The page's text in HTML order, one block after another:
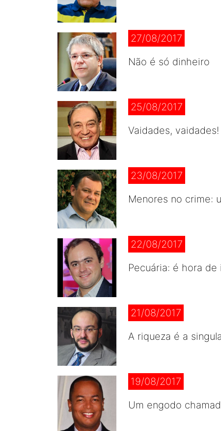
27/08/2017
Não é só dinheiro
25/08/2017
Vaidades, vaidades!
23/08/2017
Menores no crime:
22/08/2017
Pecuária: é hora de
21/08/2017
A riqueza é a
19/08/2017
Um engodo